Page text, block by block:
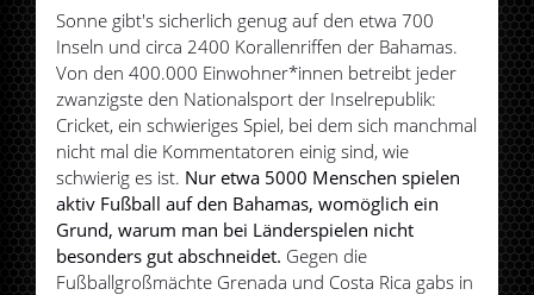
Sonne gibt's sicherlich genug auf den etwa 700
Inseln und circa 2400 Korallenriffen der Bahamas.
Von den 400.000 Einwohner*innen betreibt jeder
zwanzigste den Nationalsport der Inselrepublik:
Cricket, ein schwieriges Spiel, bei dem sich manchmal
nicht mal die Kommentatoren einig sind, wie
schwierig es ist. Nur etwa 5000 Menschen spielen
aktiv Fußball auf den Bahamas, womöglich ein
Grund, warum man bei Länderspielen nicht
besonders gut abschneidet. Gegen die
Fußballgroßmächte Grenada und Costa Rica gabs in